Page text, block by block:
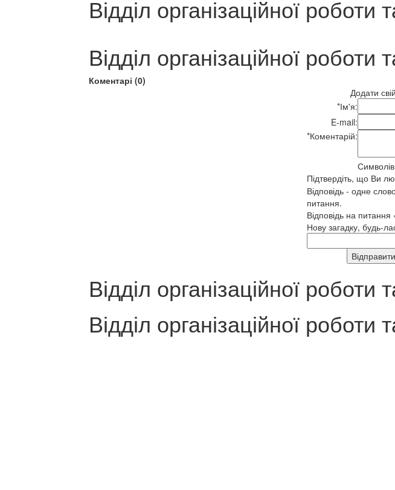
Відділ організаційної
Відділ організаційної
Коментарі (0)
Додати
*Ім'я:
E-mail:
*Коментарій:
Підтвердіть, що Ви
Відповідь - одне
питання.
Відповідь на питання
Нову загадку, будь-
Відділ організаційної
Відділ організаційної